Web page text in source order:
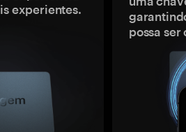
experientes.
possa